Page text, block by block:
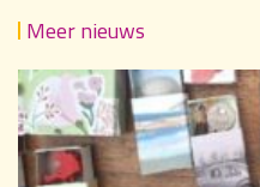
Meer nieuws